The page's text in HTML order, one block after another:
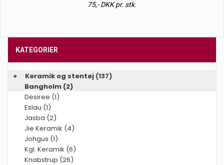
75,- DKK pr. stk.
KATEGORIER
+ Keramik og stentøj (137)
Bangholm (2)
Desiree (1)
Eslau (1)
Jasba (2)
Jie Keramik (4)
Johgus (1)
Kgl. Keramik (6)
Knabstrup (26)